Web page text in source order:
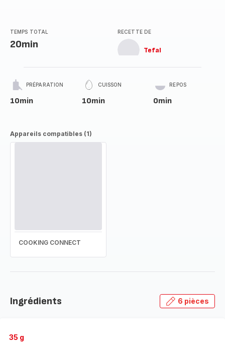
TEMPS TOTAL
20min
RECETTE DE
Tefal
PRÉPARATION
10min
CUISSON
10min
REPOS
0min
Appareils compatibles (1)
COOKING CONNECT
Ingrédients 6 pièces
35 g